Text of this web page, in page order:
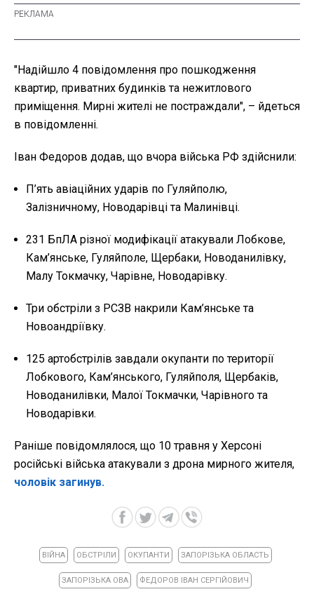
"Надійшло 4 повідомлення про пошкодження
квартир, приватних будинків та нежитлового
приміщення. Мирні жителі не постраждали", – йдеться
в повідомленні.
Іван Федоров додав, що вчора війська РФ здійснили:
П’ять авіаційних ударів по Гуляйполю,
Залізничному, Новодарівці та Малинівці.
231 БпЛА різної модифікації атакували Лобкове,
Кам’янське, Гуляйполе, Щербаки, Новоданилівку,
Малу Токмачку, Чарівне, Новодарівку.
Три обстріли з РСЗВ накрили Кам’янське та
Новоандріївку.
125 артобстрілів завдали окупанти по території
Лобкового, Кам’янського, Гуляйполя, Щербаків,
Новоданилівки, Малої Токмачки, Чарівного та
Новодарівки.
Раніше повідомлялося, що 10 травня у Херсоні
російські війська атакували з дрона мирного жителя,
чоловік загинув.
ВІЙНА ОБСТРІЛИ ОКУПАНТИ ЗАПОРІЗЬКА ОБЛАСТЬ
ЗАПОРІЗЬКА ОВА ФЕДОРОВ ІВАН СЕРГІЙОВИЧ